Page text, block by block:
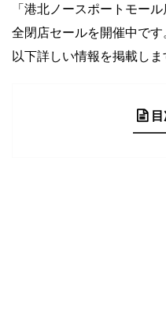
「港北ノースポートモー
全閉店セールを開催中です
以下詳しい情報を掲載しま